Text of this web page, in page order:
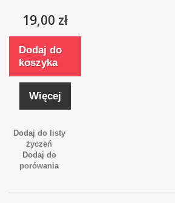
19,00 zł
Dodaj do
koszyka
Więcej
Dodaj do listy
życzeń
Dodaj do
porówania